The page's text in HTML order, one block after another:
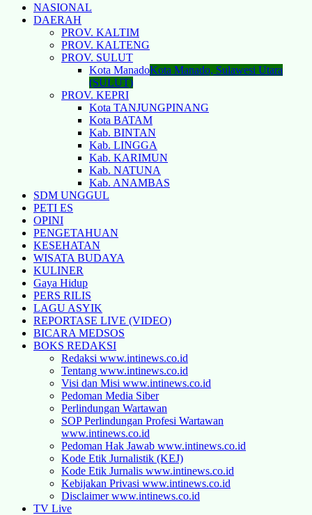
NASIONAL
DAERAH
PROV. KALTIM
PROV. KALTENG
PROV. SULUT
Kota ManadoKota Manado, Sulawesi Utara
(SULUT)
PROV. KEPRI
Kota TANJUNGPINANG
Kota BATAM
Kab. BINTAN
Kab. LINGGA
Kab. KARIMUN
Kab. NATUNA
Kab. ANAMBAS
SDM UNGGUL
PETI ES
OPINI
PENGETAHUAN
KESEHATAN
WISATA BUDAYA
KULINER
Gaya Hidup
PERS RILIS
LAGU ASYIK
REPORTASE LIVE (VIDEO)
BICARA MEDSOS
BOKS REDAKSI
Redaksi www.intinews.co.id
Tentang www.intinews.co.id
Visi dan Misi www.intinews.co.id
Pedoman Media Siber
Perlindungan Wartawan
SOP Perlindungan Profesi Wartawan
www.intinews.co.id
Pedoman Hak Jawab www.intinews.co.id
Kode Etik Jurnalistik (KEJ)
Kode Etik Jurnalis www.intinews.co.id
Kebijakan Privasi www.intinews.co.id
Disclaimer www.intinews.co.id
TV Live